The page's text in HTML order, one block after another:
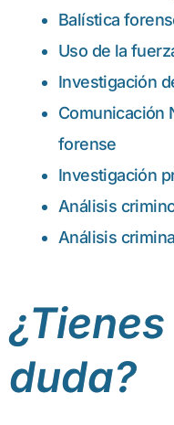
Balística
Uso de la
Investigación
Comunicación
forense
Investigación
Análisis
Análisis
duda?